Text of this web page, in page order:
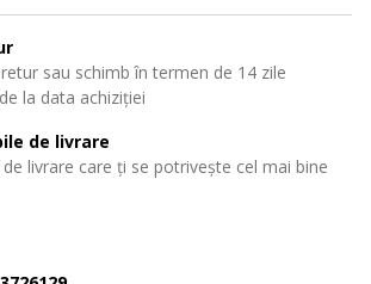
sau schimb în termen de 14 zile
la data achiziției
de livrare
livrare care ți se potrivește cel mai bine